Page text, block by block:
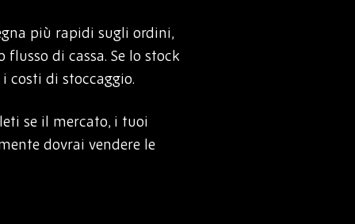
più rapidi sugli ordini,
di cassa. Se lo stock
costi di stoccaggio.
se il mercato, i tuoi
dovrai vendere le